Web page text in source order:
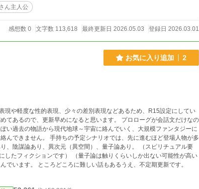
ん主人公
感想数 0 文字数 113,618 最終更新日 2026.05.03 登録日 2026.03.01
お気に入り追加 2
現や軽度な性的表現、少々の差別表現などあるため、R15設定にしてい
い過去の物語から現代地球～宇宙に絡んでいく、大規模ファンタジーに
んできません。 手持ちの予定シナリオでは、先に進むほど登場人物が多
したフィクションです） （量子論は触りくらいしか出ない可能性が高い
でいます。 ところどころに難しい話もあるうえ、不定期更新です。